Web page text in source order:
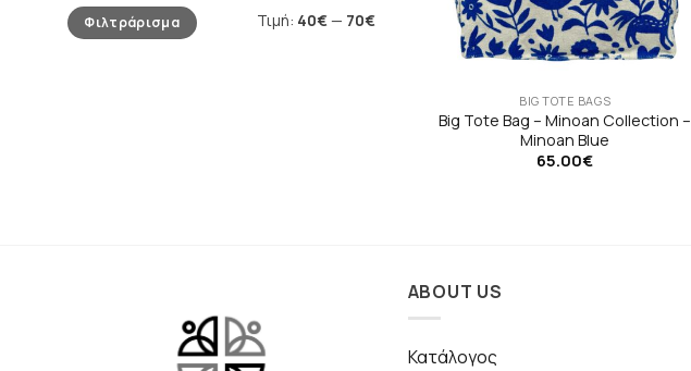
Ελάχιστη
τιμή
Μέγιστη
τιμήΦιλτράρισμα Τιμή: 40€— 70€
BIG TOTE BAGS
Big Tote Bag – Minoan Collection –
Minoan Blue
65.00€
ABOUT US
Κατάλογος